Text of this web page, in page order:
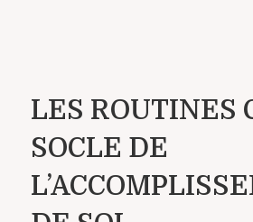
LES ROUTINES
SOCLE DE